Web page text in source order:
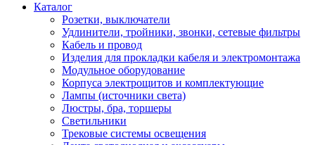
Каталог
Розетки, выключатели
Удлинители, тройники, звонки, сетевые фильтры
Кабель и провод
Изделия для прокладки кабеля и электромонтажа
Модульное оборудование
Корпуса электрощитов и комплектующие
Лампы (источники света)
Люстры, бра, торшеры
Светильники
Трековые системы освещения